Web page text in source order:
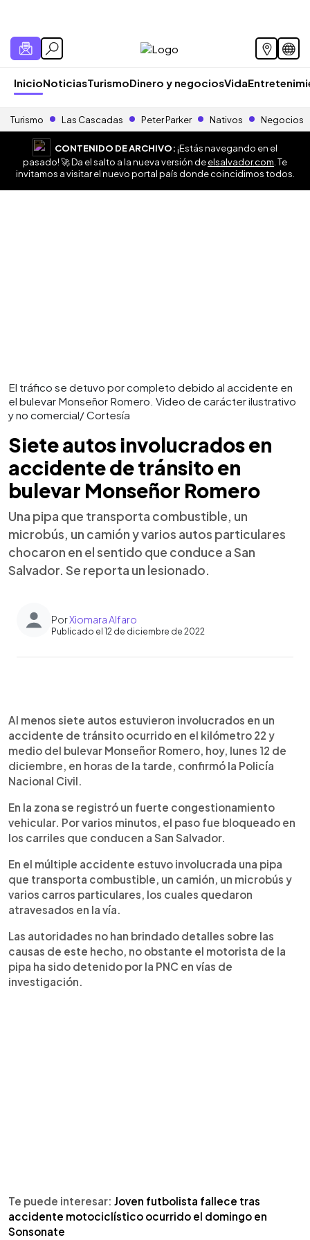
InicioNoticiasTurismoDinero y negociosVida
Turismo Las Cascadas Peter Parker Nativos Negocios
CONTENIDO DE ARCHIVO:¡Estás navegando en el
pasado! 🚀 Da el salto a la nueva versión deelsalvador.com . Te
invitamos a visitar el nuevo portal país donde coincidimos todos.
El tráfico se detuvo por completo debido al accidente en
el bulevar Monseñor Romero. Video de carácter ilustrativo
y no comercial/ Cortesía
Siete autos involucrados en
accidente de tránsito en
bulevar Monseñor Romero
Una pipa que transporta combustible, un
microbús, un camión y varios autos particulares
chocaron en el sentido que conduce a San
Salvador. Se reporta un lesionado.
PorXiomara Alfaro
Publicado el 12 de diciembre de 2022
Escuchar artículo
Al menos siete autos estuvieron involucrados en un
accidente de tránsito ocurrido en el kilómetro 22 y
medio del bulevar Monseñor Romero, hoy, lunes 12 de
diciembre, en horas de la tarde, confirmó la Policía
Nacional Civil.
En la zona se registró un fuerte congestionamiento
vehicular. Por varios minutos, el paso fue bloqueado en
los carriles que conducen a San Salvador.
En el múltiple accidente estuvo involucrada una pipa
que transporta combustible, un camión, un microbús y
varios carros particulares, los cuales quedaron
atravesados en la vía.
Las autoridades no han brindado detalles sobre las
causas de este hecho, no obstante el motorista de la
pipa ha sido detenido por la PNC en vías de
investigación.
Te puede interesar: Joven futbolista fallece tras
accidente motociclístico ocurrido el domingo en
Sonsonate